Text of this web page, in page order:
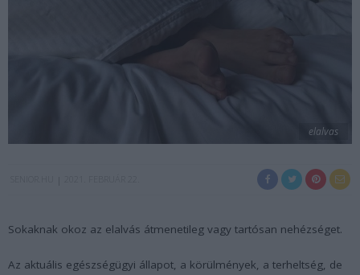
elalvas
Sokaknak okoz az elalvás átmenetileg vagy tartósan nehézséget.
Az aktuális egészségügyi állapot, a körülmények, a terheltség, de